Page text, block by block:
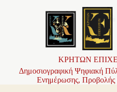
ΚΡΗΤΩΝ
Δημοσιογραφική Ψηφιακή
Ενημέρωσης, Προβολής